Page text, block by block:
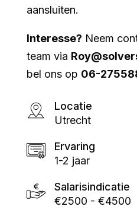
aansluiten.
Interesse? Neem
team via
bel ons op 06-
Locatie
Utrecht
Ervaring
1-2 jaar
Salarisindicatie
€2500 - €4500